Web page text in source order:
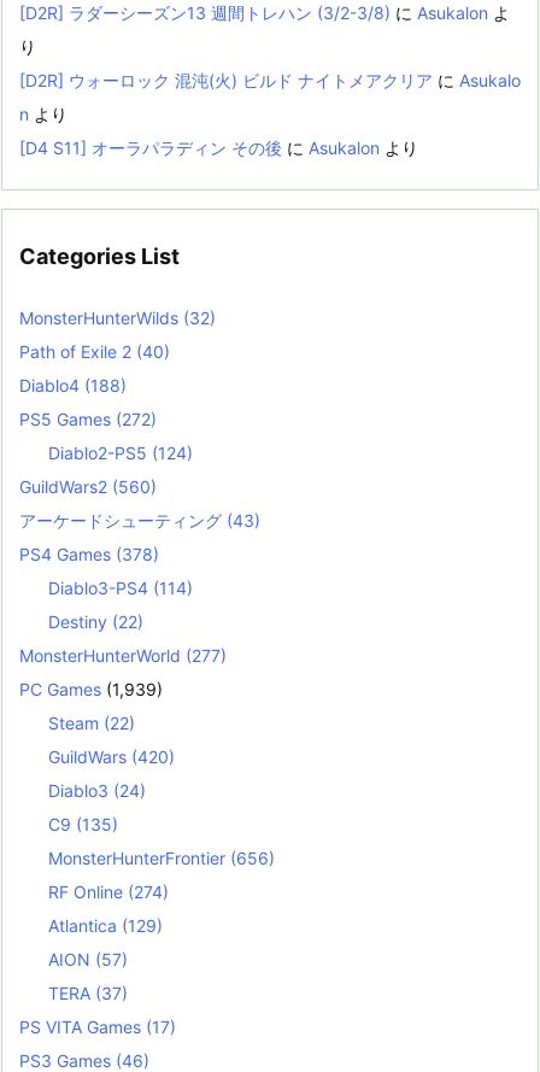
[D2R] ラダーシーズン13 週間トレハン (3/2-3/8) に Asukalon よ
り
[D2R] ウォーロック 混沌(火) ビルド ナイトメアクリア に Asukalo
n より
[D4 S11] オーラパラディン その後 に Asukalon より
Categories List
MonsterHunterWilds (32)
Path of Exile 2 (40)
Diablo4 (188)
PS5 Games (272)
Diablo2-PS5 (124)
GuildWars2 (560)
アーケードシューティング (43)
PS4 Games (378)
Diablo3-PS4 (114)
Destiny (22)
MonsterHunterWorld (277)
PC Games (1,939)
Steam (22)
GuildWars (420)
Diablo3 (24)
C9 (135)
MonsterHunterFrontier (656)
RF Online (274)
Atlantica (129)
AION (57)
TERA (37)
PS VITA Games (17)
PS3 Games (46)